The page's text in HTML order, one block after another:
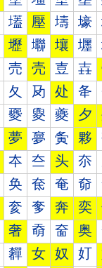
壒 壓 壔 壕
壢 壣 壤 壥
売 壳 壴 壵
夂 夃 处 夅
夒 夓 夔 夕
夢 夣 夤 夥
夲 夳 头 夵
奂 奃 奄 奅
奒 奓 奔 奕
奢 奣 奤 奥
奲 女 奴 奵